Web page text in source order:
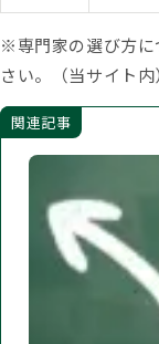
※専門家の選び方に
さい。（当サイト内
関連記事